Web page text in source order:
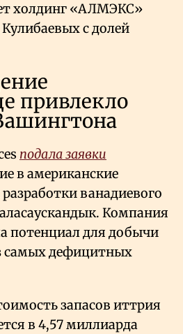
холдинг «АЛМЭКС»
с долей
привлекло
подала заявки
в американские
ванадиевого
Компания
потенциал для добычи
самых дефицитных
запасов иттрия
в 4,57 миллиарда